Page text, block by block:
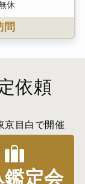
休
問
依頼
京目白で開催
鑑定会